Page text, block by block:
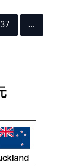
37 …